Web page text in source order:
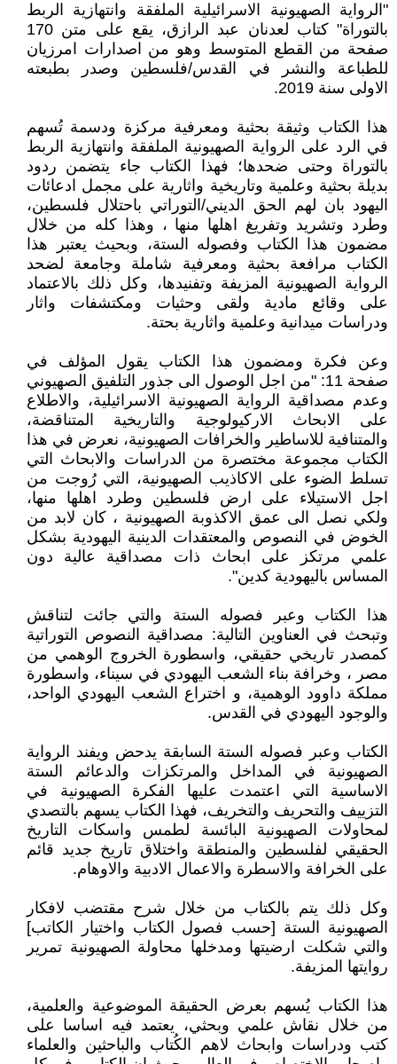
"الرواية الصهيونية الاسرائيلية الملفقة وانتهازية الربط
بالتوراة" كتاب لعدنان عبد الرازق، يقع على متن 170
صفحة من القطع المتوسط وهو من اصدارات امرزيان
للطباعة والنشر في القدس/فلسطين وصدر بطبعته
الاولى سنة 2019.
هذا الكتاب وثيقة بحثية ومعرفية مركزة ودسمة تُسهم
في الرد على الرواية الصهيونية الملفقة وانتهازية الربط
بالتوراة وحتى ضحدها؛ فهذا الكتاب جاء يتضمن ردود
بديلة بحثية وعلمية وتاريخية واثارية على مجمل ادعائات
اليهود بان لهم الحق الديني/التوراتي باحتلال فلسطين،
وطرد وتشريد وتفريغ اهلها منها ، وهذا كله من خلال
مضمون هذا الكتاب وفصوله الستة، وبحيث يعتبر هذا
الكتاب مرافعة بحثية ومعرفية شاملة وجامعة لضحد
الرواية الصهيونية المزيفة وتفنيدها، وكل ذلك بالاعتماد
على وقائع مادية ولقى وحثيات ومكتشفات واثار
ودراسات ميدانية وعلمية واثارية بحتة.
وعن فكرة ومضمون هذا الكتاب يقول المؤلف في
صفحة 11: "من اجل الوصول الى جذور التلفيق الصهيوني
وعدم مصداقية الرواية الصهيونية الاسرائيلية، والاطلاع
على الابحاث الاركيولوجية والتاريخية المتناقضة،
والمتنافية للاساطير والخرافات الصهيونية، نعرض في هذا
الكتاب مجموعة مختصرة من الدراسات والابحاث التي
تسلط الضوء على الاكاذيب الصهيونية، التي رُوجت من
اجل الاستيلاء على ارض فلسطين وطرد اهلها منها،
ولكي نصل الى عمق الاكذوبة الصهيونية ، كان لابد من
الخوض في النصوص والمعتقدات الدينية اليهودية بشكل
علمي مرتكز على ابحاث ذات مصداقية عالية دون
المساس باليهودية كدين".
هذا الكتاب وعبر فصوله الستة والتي جائت لتناقش
وتبحث في العناوين التالية: مصداقية النصوص التوراتية
كمصدر تاريخي حقيقي، واسطورة الخروج الوهمي من
مصر ، وخرافة بناء الشعب اليهودي في سيناء، واسطورة
مملكة داوود الوهمية، و اختراع الشعب اليهودي الواحد،
والوجود اليهودي في القدس.
الكتاب وعبر فصوله الستة السابقة يدحض ويفند الرواية
الصهيونية في المداخل والمرتكزات والدعائم الستة
الاساسية التي اعتمدت عليها الفكرة الصهيونية في
التزييف والتحريف والتخريف، فهذا الكتاب يسهم بالتصدي
لمحاولات الصهيونية البائسة لطمس واسكات التاريخ
الحقيقي لفلسطين والمنطقة واختلاق تاريخ جديد قائم
على الخرافة والاسطرة والاعمال الادبية والاوهام.
وكل ذلك يتم بالكتاب من خلال شرح مقتضب لافكار
الصهيونية الستة [حسب فصول الكتاب واختيار الكاتب]
والتي شكلت ارضيتها ومدخلها محاولة الصهيونية تمرير
روايتها المزيفة.
هذا الكتاب يُسهم بعرض الحقيقة الموضوعية والعلمية،
من خلال نقاش علمي وبحثي، يعتمد فيه اساسا على
كتب ودراسات وابحاث لاهم الكُتاب والباحثين والعلماء